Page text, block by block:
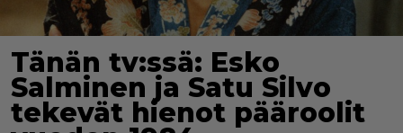
Tänän tv:ssä: Esko
Salminen ja Satu Silvo
tekevät hienot pääroolit